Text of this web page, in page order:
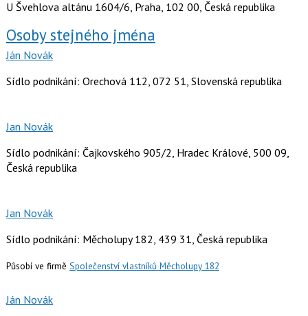
U Švehlova altánu 1604/6, Praha, 102 00, Česká republika
Osoby stejného jména
Ján Novák
Sídlo podnikání: Orechová 112, 072 51, Slovenská republika
Jan Novák
Sídlo podnikání: Čajkovského 905/2, Hradec Králové, 500 09,
Česká republika
Jan Novák
Sídlo podnikání: Měcholupy 182, 439 31, Česká republika
Působí ve firmě Společenství vlastníků Měcholupy 182
Ján Novák